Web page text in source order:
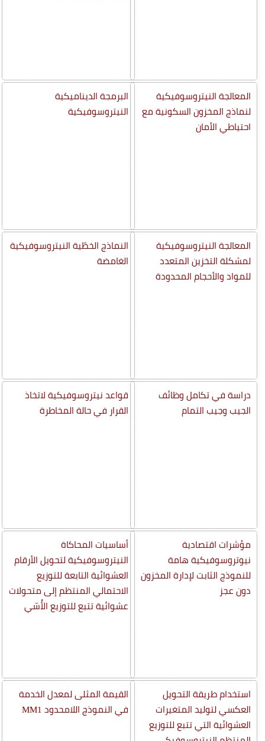
المعالجة النيتروسوفيكية
لنماذج المخزون السكونية مع
احتياطي الأمان
المعالجة النيتروسوفيكية
لمشكلة التخزين المتعدد
للمواد والأحجام المحدودة
دراسة في تكامل وظائف
الجيب وجيب التمام
مؤشرات اقتصادية
نيوتروسوفيكية هامة
للنموذج الثابت لإدارة المخزون
دون عجز
استخدام طريقة التحويل
العكسي لتوليد المتغيرات
العشوائية التي تتبع للتوزيع
البرمجة الديناميكية
النيتروسوفيكية
النماذج الخطّية النيتروسوفيكية
الغامضة
قواعد نيتروسوفيكية لاتخاذ
القرار في حالة المخاطرة
أساسيات المحاكاة
النيتروسوفيكية لتحويل الأرقام
العشوائية التابعة للتوزيع
الاحتمالي المنتظم إلى متحولات
عشوائية تتبع للتوزيع الأُسّي
القيمة المثلى لمعدل الخدمة
في النموذج اللامحدود MM1